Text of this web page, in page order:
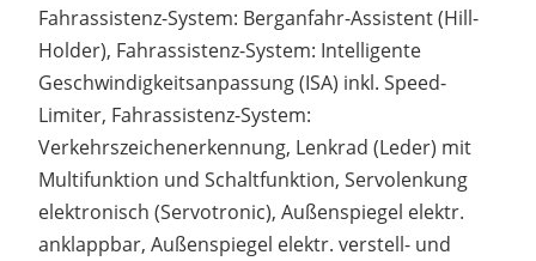
Fahrassistenz-System: Berganfahr-Assistent (Hill-
Holder), Fahrassistenz-System: Intelligente
Geschwindigkeitsanpassung (ISA) inkl. Speed-
Limiter, Fahrassistenz-System:
Verkehrszeichenerkennung, Lenkrad (Leder) mit
Multifunktion und Schaltfunktion, Servolenkung
elektronisch (Servotronic), Außenspiegel elektr.
anklappbar, Außenspiegel elektr. verstell- und